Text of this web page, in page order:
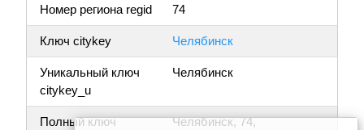
Номер региона regid
74
Ключ citykey Челябинск
Уникальный ключ
citykey_u
Челябинск
Полный ключ
Челябинск, 74,